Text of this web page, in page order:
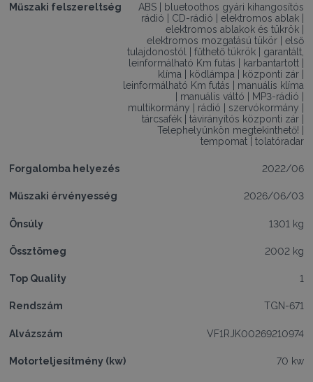
Műszaki felszereltség ABS| bluetoothos gyári kihangosítós
rádió | CD-rádió | elektromos ablak|
elektromos ablakok és tükrök|
elektromos mozgatású tükör| első
tulajdonostól | fűthető tükrök| garantált,
leinformálható Km futás | karbantartott|
klíma | ködlámpa | központi zár|
leinformálható Km futás | manuális klíma
| manuális váltó | MP3-rádió |
multikormány | rádió | szervókormány |
tárcsafék| távirányítós központi zár|
Telephelyünkön megtekinthető! |
tempomat| tolatóradar
Forgalomba helyezés 2022/06
Műszaki érvényesség 2026/06/03
Önsúly 1301 kg
Össztömeg 2002 kg
Top Quality 1
Rendszám TGN-671
Alvázszám VF1RJK00269210974
Motorteljesítmény (kw) 70 kw